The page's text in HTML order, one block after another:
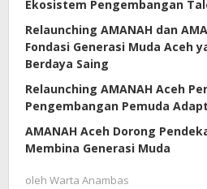
Ekosistem Pengembangan
Relaunching AMANAH dan
Fondasi Generasi Muda Aceh
Berdaya Saing
Relaunching AMANAH Aceh
Pengembangan Pemuda
AMANAH Aceh Dorong
Membina Generasi Muda
oleh Warta Anambas